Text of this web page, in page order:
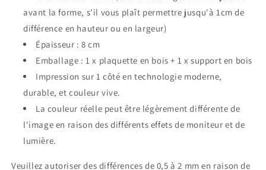
avant la forme, s'il vous plaît permettre jusqu'à 1cm de
différence en hauteur ou en largeur)
Épaisseur : 8 cm
Emballage : 1 x plaquette en bois + 1 x support en bois
Impression sur 1 côté en technologie moderne,
durable, et couleur vive.
La couleur réelle peut être légèrement différente de
l'image en raison des différents effets de moniteur et de
lumière.
Veuillez autoriser des différences de 0,5 à 2 mm en raison de